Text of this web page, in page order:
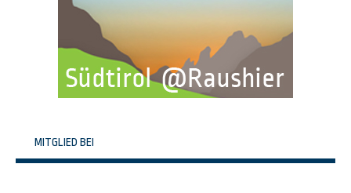
MITGLIED BEI